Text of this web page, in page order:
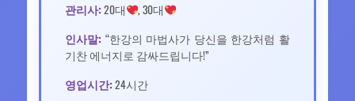
관리사: 20대 , 30대
인사말: “한강의 마법사가 당신을 한강처럼 활
기찬 에너지로 감싸드립니다!”
영업시간: 24시간